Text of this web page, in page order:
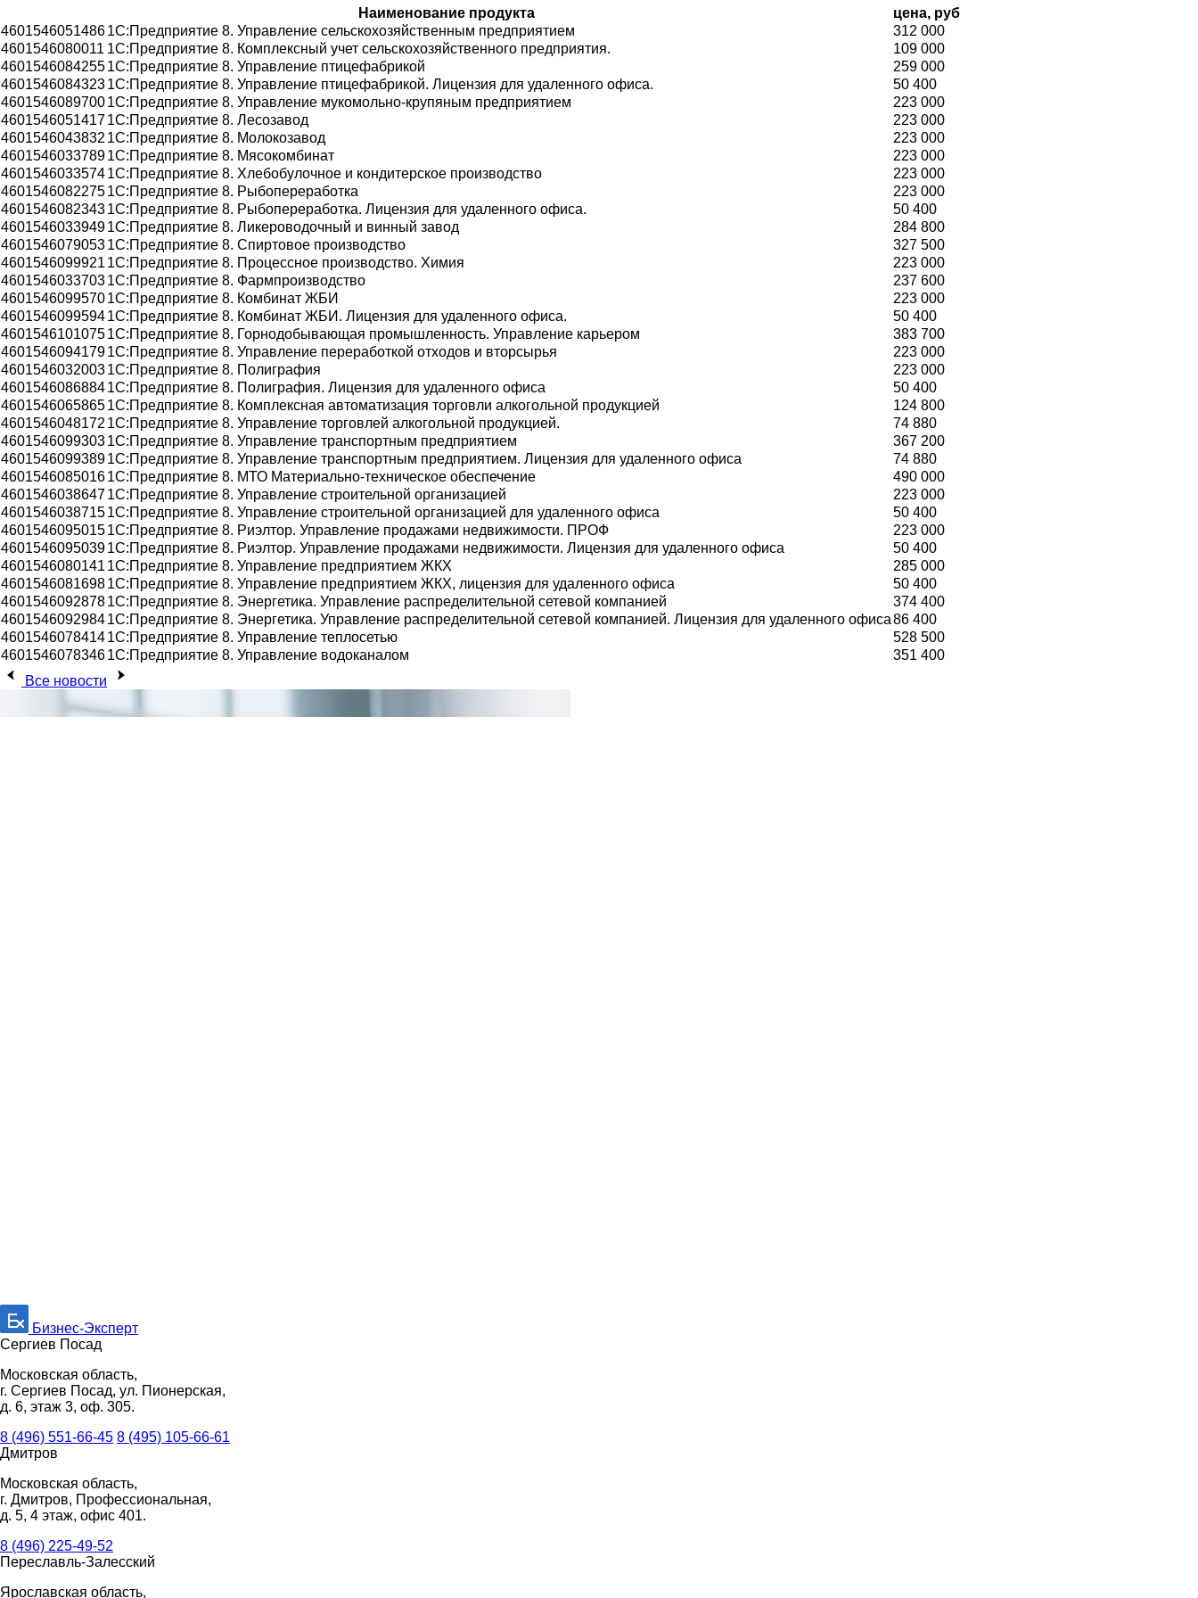
Наименование продукта
цена, руб
46015460514861С:Предприятие 8. Управление сельскохозяйственным предприятием
312 000
4601546080011 1С:Предприятие 8. Комплексный учет сельскохозяйственного предприятия.
109 000
46015460842551С:Предприятие 8. Управление птицефабрикой
259 000
46015460843231С:Предприятие 8. Управление птицефабрикой. Лицензия для удаленного офиса.
50 400
46015460897001С:Предприятие 8. Управление мукомольно-крупяным предприятием
223 000
46015460514171С:Предприятие 8. Лесозавод
223 000
46015460438321С:Предприятие 8. Молокозавод
223 000
46015460337891С:Предприятие 8. Мясокомбинат
223 000
46015460335741С:Предприятие 8. Хлебобулочное и кондитерское производство
223 000
46015460822751С:Предприятие 8. Рыбопереработка
223 000
46015460823431С:Предприятие 8. Рыбопереработка. Лицензия для удаленного офиса.
50 400
46015460339491С:Предприятие 8. Ликероводочный и винный завод
284 800
46015460790531С:Предприятие 8. Спиртовое производство
327 500
46015460999211С:Предприятие 8. Процессное производство. Химия
223 000
46015460337031С:Предприятие 8. Фармпроизводство
237 600
46015460995701С:Предприятие 8. Комбинат ЖБИ
223 000
46015460995941С:Предприятие 8. Комбинат ЖБИ. Лицензия для удаленного офиса.
50 400
46015461010751С:Предприятие 8. Горнодобывающая промышленность. Управление карьером
383 700
46015460941791С:Предприятие 8. Управление переработкой отходов и вторсырья
223 000
46015460320031С:Предприятие 8. Полиграфия
223 000
46015460868841С:Предприятие 8. Полиграфия. Лицензия для удаленного офиса
50 400
46015460658651С:Предприятие 8. Комплексная автоматизация торговли алкогольной продукцией
124 800
46015460481721С:Предприятие 8. Управление торговлей алкогольной продукцией.
74 880
46015460993031С:Предприятие 8. Управление транспортным предприятием
367 200
46015460993891С:Предприятие 8. Управление транспортным предприятием. Лицензия для удаленного офиса
74 880
46015460850161С:Предприятие 8. МТО Материально-техническое обеспечение
490 000
46015460386471С:Предприятие 8. Управление строительной организацией
223 000
46015460387151С:Предприятие 8. Управление строительной организацией для удаленного офиса
50 400
46015460950151С:Предприятие 8. Риэлтор. Управление продажами недвижимости. ПРОФ
223 000
46015460950391С:Предприятие 8. Риэлтор. Управление продажами недвижимости. Лицензия для удаленного офиса
50 400
46015460801411С:Предприятие 8. Управление предприятием ЖКХ
285 000
46015460816981С:Предприятие 8. Управление предприятием ЖКХ, лицензия для удаленного офиса
50 400
46015460928781С:Предприятие 8. Энергетика. Управление распределительной сетевой компанией
374 400
46015460929841С:Предприятие 8. Энергетика. Управление распределительной сетевой компанией. Лицензия для удаленного офиса86 400
46015460784141С:Предприятие 8. Управление теплосетью
528 500
46015460783461С:Предприятие 8. Управление водоканалом
351 400
Все новости
Бизнес-Эксперт
Сергиев Посад
Московская область,
г. Сергиев Посад, ул. Пионерская,
д. 6, этаж 3, оф. 305.
8 (496) 551-66-45 8 (495) 105-66-61
Дмитров
Московская область,
г. Дмитров, Профессиональная,
д. 5, 4 этаж, офис 401.
8 (496) 225-49-52
Переславль-Залесский
Ярославская область,